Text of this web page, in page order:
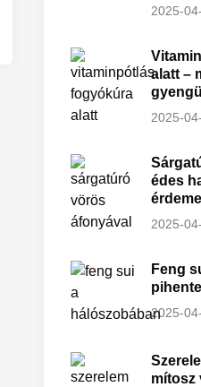
2025-
alatt –
2025-
édes
2025-
Feng
2025-
mítosz